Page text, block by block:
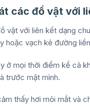
các đồ vật với
vật với liên kết dạng
hoặc vạch kẻ đường
ở mọi thời điểm kể cả
trước mặt mình.
thấy hơi mỏi mắt và